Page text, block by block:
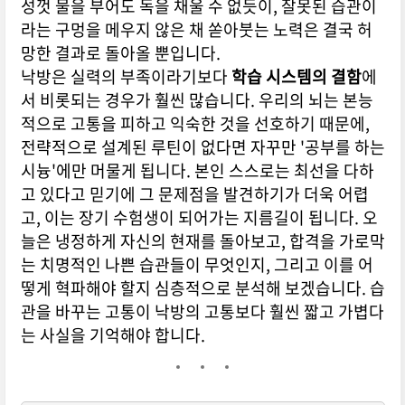
성껏 물을 부어도 독을 채울 수 없듯이, 잘못된 습관이
라는 구멍을 메우지 않은 채 쏟아붓는 노력은 결국 허
망한 결과로 돌아올 뿐입니다.
낙방은 실력의 부족이라기보다 학습 시스템의 결함에
서 비롯되는 경우가 훨씬 많습니다. 우리의 뇌는 본능
적으로 고통을 피하고 익숙한 것을 선호하기 때문에,
전략적으로 설계된 루틴이 없다면 자꾸만 '공부를 하는
시늉'에만 머물게 됩니다. 본인 스스로는 최선을 다하
고 있다고 믿기에 그 문제점을 발견하기가 더욱 어렵
고, 이는 장기 수험생이 되어가는 지름길이 됩니다. 오
늘은 냉정하게 자신의 현재를 돌아보고, 합격을 가로막
는 치명적인 나쁜 습관들이 무엇인지, 그리고 이를 어
떻게 혁파해야 할지 심층적으로 분석해 보겠습니다. 습
관을 바꾸는 고통이 낙방의 고통보다 훨씬 짧고 가볍다
는 사실을 기억해야 합니다.